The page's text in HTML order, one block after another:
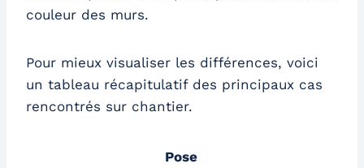
couleur des murs.
Pour mieux visualiser les différences, voici
un tableau récapitulatif des principaux cas
rencontrés sur chantier.
Pose